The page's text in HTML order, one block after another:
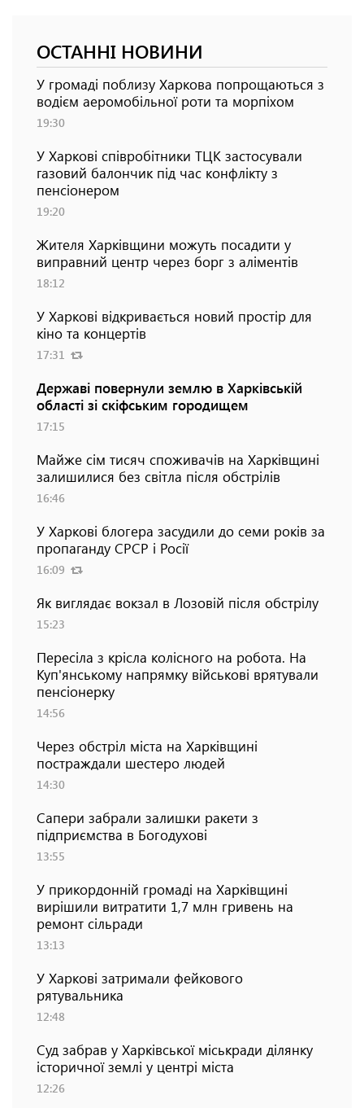
ОСТАННІ НОВИНИ
У громаді поблизу Харкова попрощаються з
водієм аеромобільної роти та морпіхом
19:30
У Харкові співробітники ТЦК застосували
газовий балончик під час конфлікту з
пенсіонером
19:20
Жителя Харківщини можуть посадити у
виправний центр через борг з аліментів
18:12
У Харкові відкривається новий простір для
кіно та концертів
17:31
Державі повернули землю в Харківській
області зі скіфським городищем
17:15
Майже сім тисяч споживачів на Харківщині
залишилися без світла після обстрілів
16:46
У Харкові блогера засудили до семи років за
пропаганду СРСР і Росії
16:09
Як виглядає вокзал в Лозовій після обстрілу
15:23
Пересіла з крісла колісного на робота. На
Куп'янському напрямку військові врятували
пенсіонерку
14:56
Через обстріл міста на Харківщині
постраждали шестеро людей
14:30
Сапери забрали залишки ракети з
підприємства в Богодухові
13:55
У прикордонній громаді на Харківщині
вирішили витратити 1,7 млн гривень на
ремонт сільради
13:13
У Харкові затримали фейкового
рятувальника
12:48
Суд забрав у Харківської міськради ділянку
історичної землі у центрі міста
12:26